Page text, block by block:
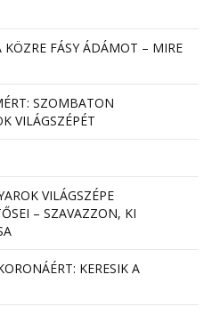
FÁSY ÁDÁMOT – MIRE
SZOMBATON
VILÁGSZÉPÉT
VILÁGSZÉPE
– SZAVAZZON, KI
KERESIK A